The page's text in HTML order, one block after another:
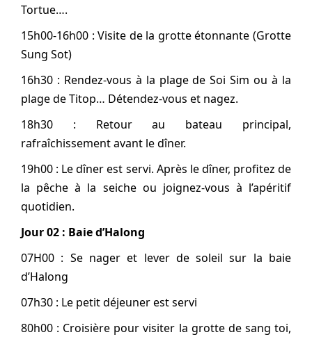
Tortue….
15h00-16h00 : Visite de la grotte étonnante (Grotte
Sung Sot)
16h30 : Rendez-vous à la plage de Soi Sim ou à la
plage de Titop… Détendez-vous et nagez.
18h30 : Retour au bateau principal,
rafraîchissement avant le dîner.
19h00 : Le dîner est servi. Après le dîner, profitez de
la pêche à la seiche ou joignez-vous à l’apéritif
quotidien.
Jour 02 : Baie d’Halong
07H00 : Se nager et lever de soleil sur la baie
d’Halong
07h30 : Le petit déjeuner est servi
80h00 : Croisière pour visiter la grotte de sang toi,